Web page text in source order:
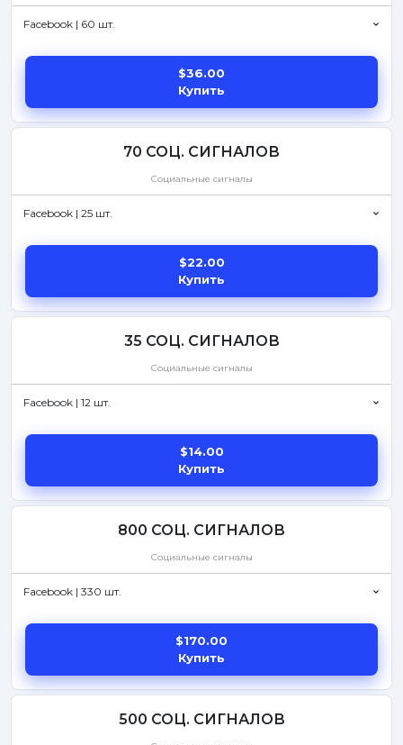
Facebook | 60 шт.
$36.00
Купить
70 СОЦ. СИГНАЛОВ
Социальные сигналы
Facebook | 25 шт.
$22.00
Купить
35 СОЦ. СИГНАЛОВ
Социальные сигналы
Facebook | 12 шт.
$14.00
Купить
800 СОЦ. СИГНАЛОВ
Социальные сигналы
Facebook | 330 шт.
$170.00
Купить
500 СОЦ. СИГНАЛОВ